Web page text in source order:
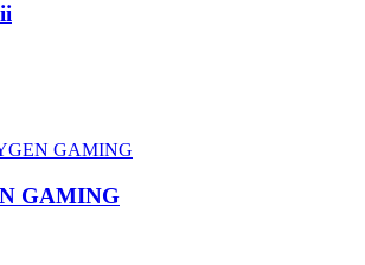
GAMING